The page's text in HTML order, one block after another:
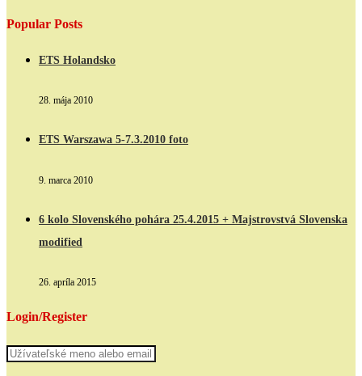
Popular Posts
ETS Holandsko
28. mája 2010
ETS Warszawa 5-7.3.2010 foto
9. marca 2010
6 kolo Slovenského pohára 25.4.2015 + Majstrovstvá Slovenska
modified
26. apríla 2015
Login/Register